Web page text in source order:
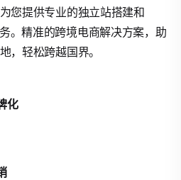
您提供专业的独立站搭建和
。精准的跨境电商解决方案，助
，轻松跨越国界。
化